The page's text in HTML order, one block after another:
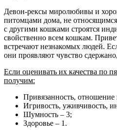
Девон-рексы миролюбивы и
питомцами дома, не
с другими кошками строятся
свойственно всем кошкам.
встречают незнакомых людей.
они проявляют чувство
Если оценивать их качества по
получим:
Привязанность,
Игривость, уживчивость,
Шумность – 3;
Здоровье – 1.